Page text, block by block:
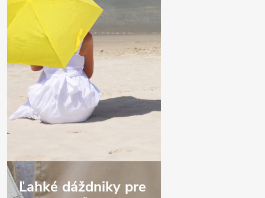
Ľahké dáždniky pre